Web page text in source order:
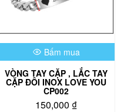
Bấm mua
VÒNG TAY CẶP , LẮC TAY
CẶP ĐÔI INOX LOVE YOU
CP002
150,000 ₫